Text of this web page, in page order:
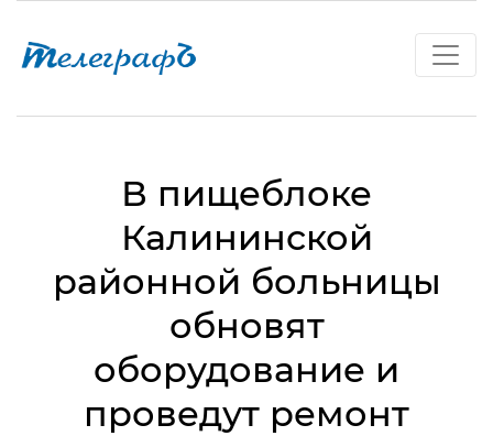
В пищеблоке
Калининской
районной больницы
обновят
оборудование и
проведут ремонт